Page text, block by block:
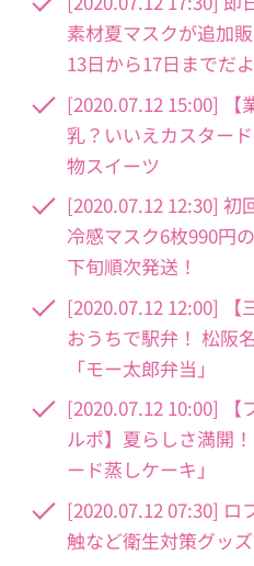
素材夏マスクが追加
13日から17日までだよ
[2020.07.12 15:00] 【
乳？いいえカスター
物スイーツ
[2020.07.12 12:30] 初
冷感マスク6枚990円
下旬順次発送！
[2020.07.12 12:00] 【
おうちで駅弁！ 松阪
「モー太郎弁当」
[2020.07.12 10:00] 【
ルポ】夏らしさ満開
ード蒸しケーキ」
[2020.07.12 07:30] ロ
触など衛生対策グッ